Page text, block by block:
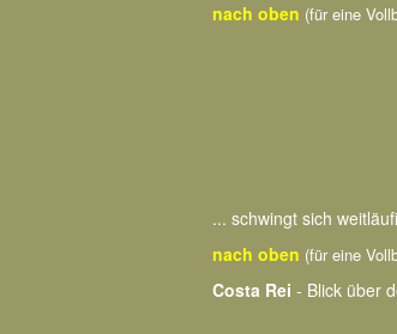
nach oben (für eine
... schwingt sich
nach oben (für eine
Costa Rei - Blick über